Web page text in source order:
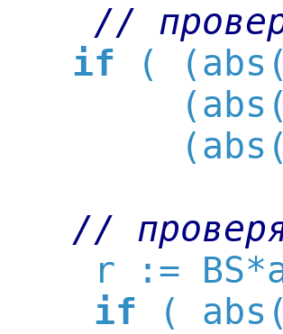
//
if (
//
r :=
if (